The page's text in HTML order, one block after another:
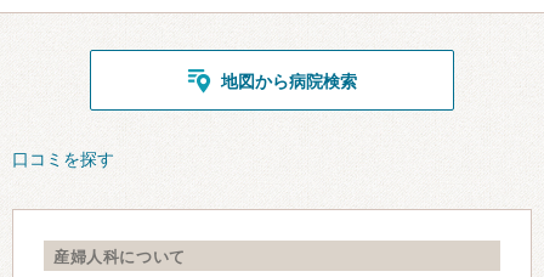
地図から病院検索
口コミを探す
産婦人科について